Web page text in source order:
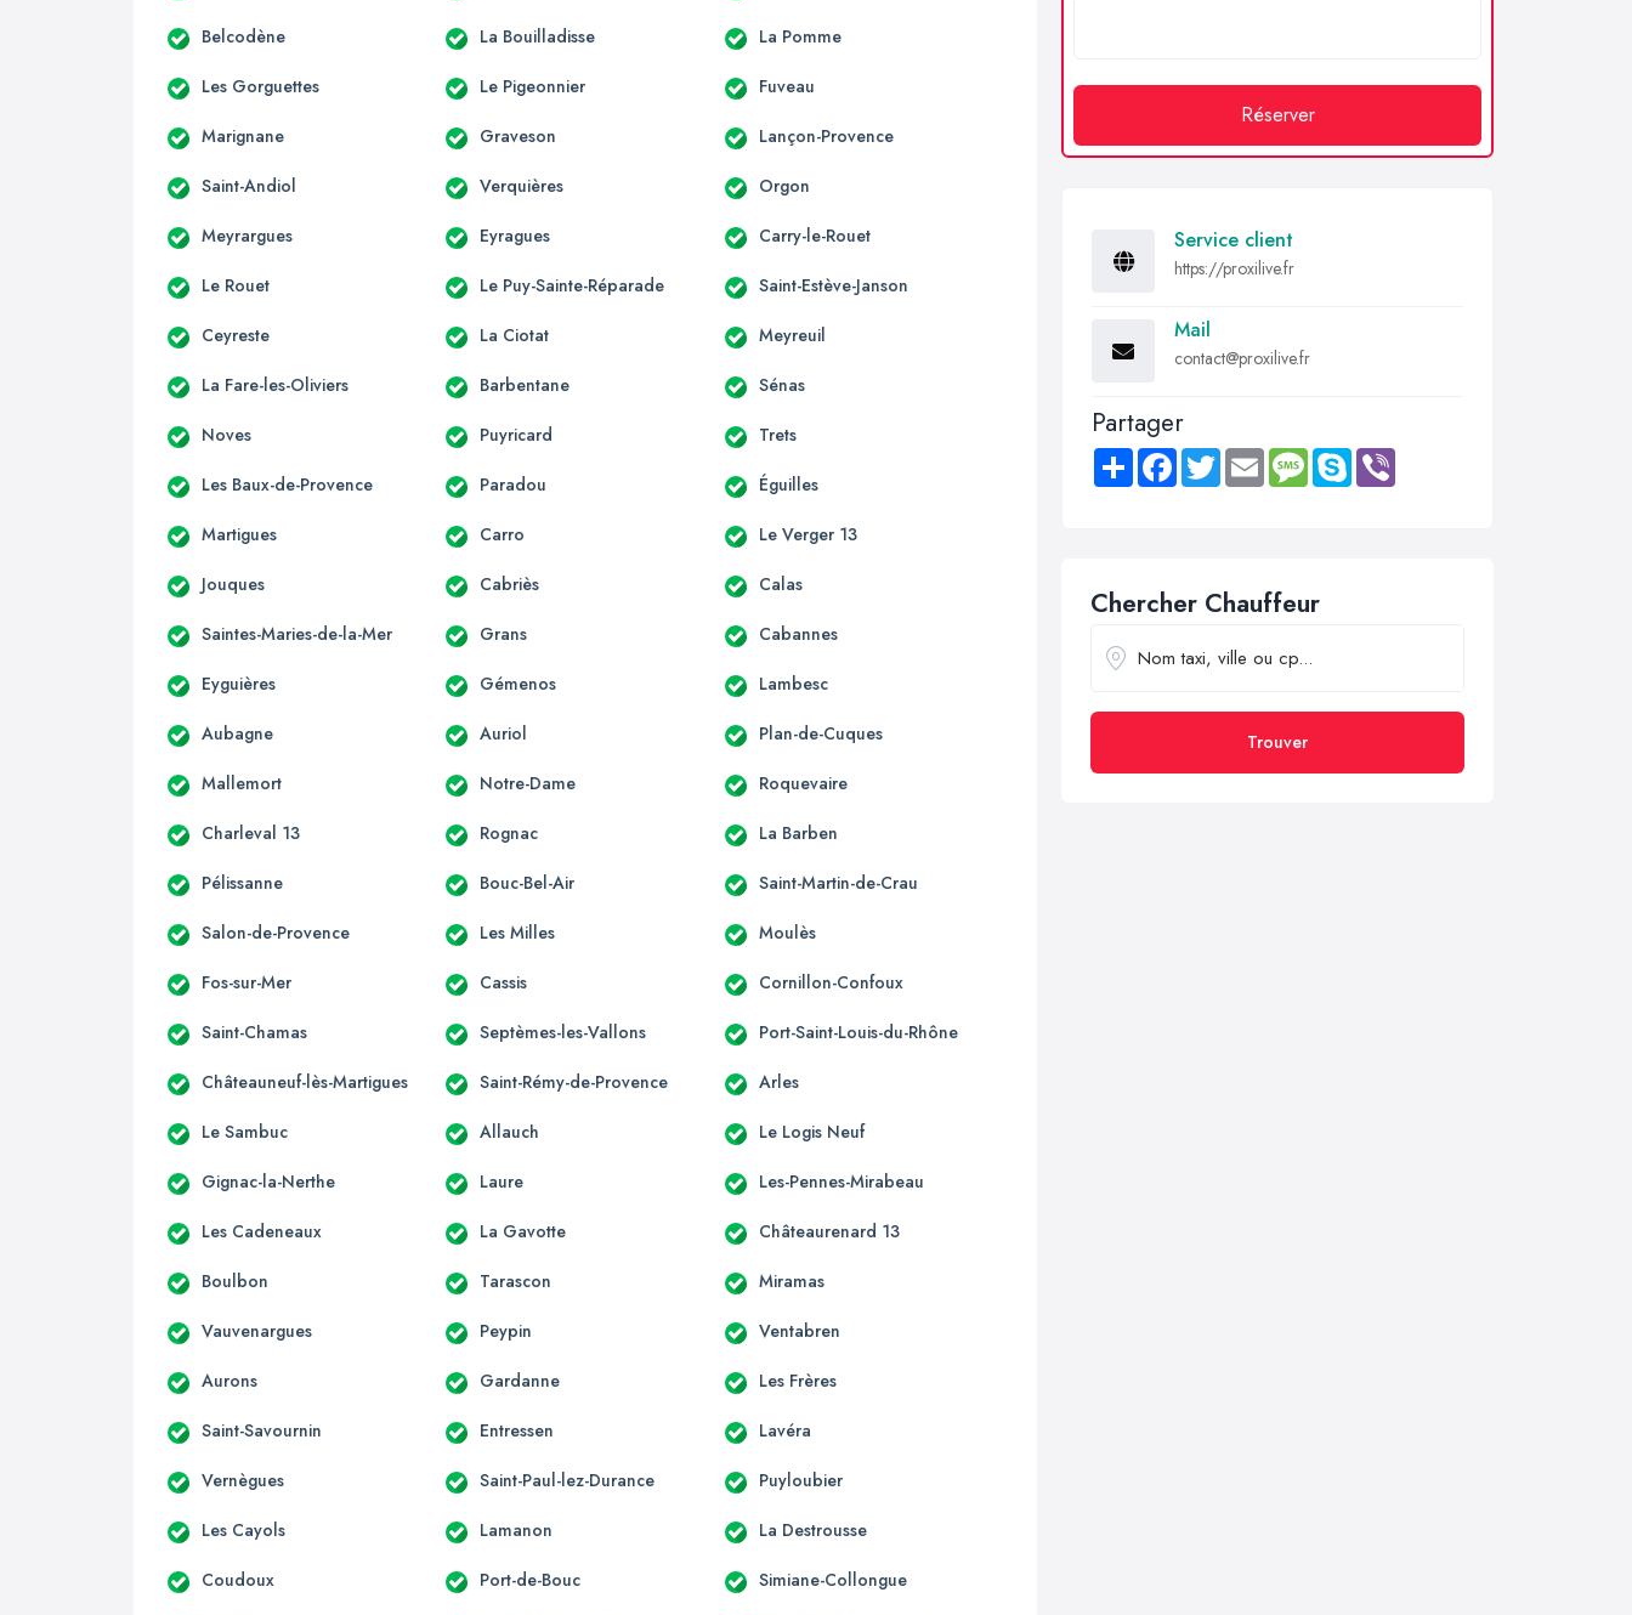
Belcodène La Bouilladisse La Pomme
Les Gorguettes Le Pigeonnier Fuveau
Marignane Graveson Lançon-Provence
Saint-Andiol Verquières Orgon
Meyrargues Eyragues Carry-le-Rouet
Le Rouet Le Puy-Sainte-Réparade Saint-Estève-Janson
Ceyreste La Ciotat Meyreuil
La Fare-les-Oliviers Barbentane Sénas
Noves Puyricard Trets
Les Baux-de-Provence Paradou Éguilles
Martigues Carro Le Verger 13
Jouques Cabriès Calas
Saintes-Maries-de-la-Mer Grans Cabannes
Eyguières Gémenos Lambesc
Aubagne Auriol Plan-de-Cuques
Mallemort Notre-Dame Roquevaire
Charleval 13 Rognac La Barben
Pélissanne Bouc-Bel-Air Saint-Martin-de-Crau
Salon-de-Provence Les Milles Moulès
Fos-sur-Mer Cassis Cornillon-Confoux
Saint-Chamas Septèmes-les-Vallons Port-Saint-Louis-du-Rhône
Châteauneuf-lès-Martigues Saint-Rémy-de-Provence Arles
Le Sambuc Allauch Le Logis Neuf
Gignac-la-Nerthe Laure Les-Pennes-Mirabeau
Les Cadeneaux La Gavotte Châteaurenard 13
Boulbon Tarascon Miramas
Vauvenargues Peypin Ventabren
Aurons Gardanne Les Frères
Saint-Savournin Entressen Lavéra
Vernègues Saint-Paul-lez-Durance Puyloubier
Les Cayols Lamanon La Destrousse
Coudoux Port-de-Bouc Simiane-Collongue
Réserver
Service client
https://proxilive.fr
Mail
contact@proxilive.fr
Partager
Share FacebookTwitter Email MessageSkype
Chercher Chauffeur
Trouver